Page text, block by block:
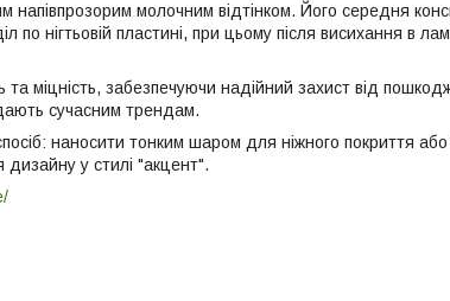
напівпрозорим молочним відтінком. Його середня
по нігтьовій пластині, при цьому після висихання в
та міцність, забезпечуючи надійний захист від
сучасним трендам.
наносити тонким шаром для ніжного покриття
дизайну у стилі "акцент".